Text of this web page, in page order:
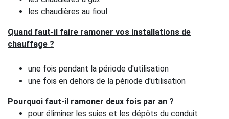
les chaudières au fioul
Quand faut-il faire ramoner vos installations de
chauffage ?
une fois pendant la période d'utilisation
une fois en dehors de la période d'utilisation
Pourquoi faut-il ramoner deux fois par an ?
pour éliminer les suies et les dépôts du conduit